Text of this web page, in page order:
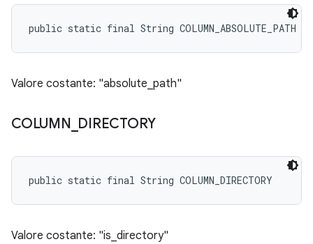
public static final String COLUMN_ABSOLUTE_PATH
Valore costante: "absolute_path"
COLUMN DIRECTORY
public static final String COLUMN_DIRECTORY
Valore costante: "is_directory"